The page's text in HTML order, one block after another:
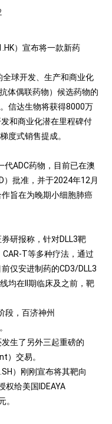
）宣布将一款新药
球开发、生产和商业化
体偶联药物）候选药物的
信达生物将获得8000万
和商业化潜在里程碑付
度式销售提成。
代ADC药物，目前已在澳
）批准，并于2024年12月
旨在为晚期小细胞肺癌
研报称，针对DLL3靶
T等多种疗法，通过
仅安进制药的CD3/DLL3
均在II期临床及之前，靶
段，百济神州
生了另外三起重磅的
）交易。
）刚刚宣布将其靶向
权给美国IDEAYA
。